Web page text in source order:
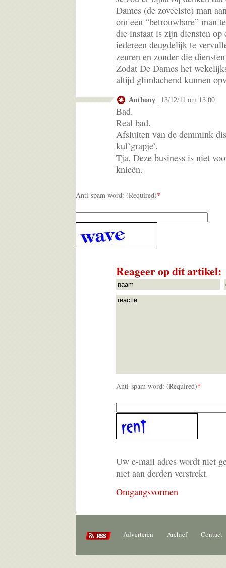
Dames (de zoveelste) man
om een “betrouwbare” man
die instaat is zijn diensten
iedereen deugdelijk te
zeuren en zonder die
Zodat De Dames het
altijd glimlachend kunnen
Anthony | 13/12/11 om 13:00
Bad.
Real bad.
Afsluiten van de demmink
kul’grapje’.
Tja. Deze business is niet
knieën.
Anti-spam word: (Required)*
Reageer op dit artikel:
Anti-spam word: (Required)*
Uw e-mail adres wordt niet
niet aan derden verstrekt.
Omgangsvormen
Adverteren Archief Contact